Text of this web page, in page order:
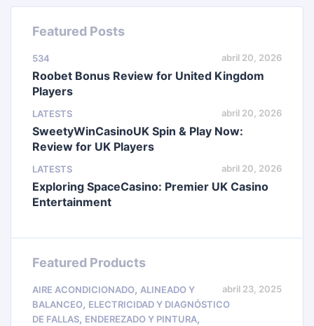
Featured Posts
534 abril 20, 2026
Roobet Bonus Review for United Kingdom
Players
LATESTS abril 20, 2026
SweetyWinCasinoUK Spin & Play Now:
Review for UK Players
LATESTS abril 20, 2026
Exploring SpaceCasino: Premier UK Casino
Entertainment
Featured Products
AIRE ACONDICIONADO, ALINEADO Y
BALANCEO, ELECTRICIDAD Y DIAGNÓSTICO
DE FALLAS, ENDEREZADO Y PINTURA,
abril 23, 2025